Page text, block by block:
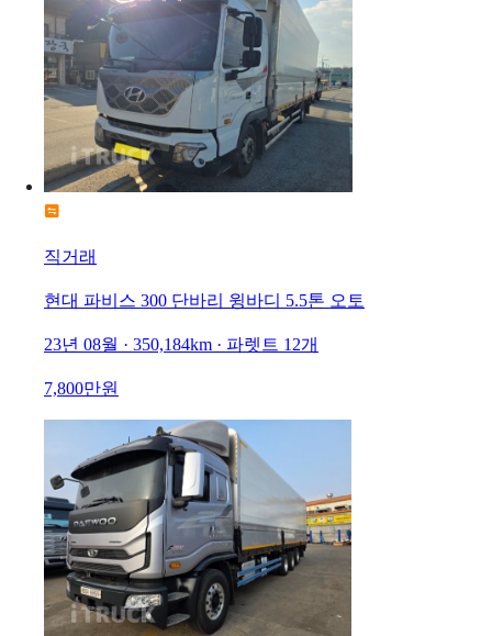
직거래
현대 파비스 300 단바리 윙바디 5.5톤 오토
23년 08월 · 350,184km · 파렛트 12개
7,800만원